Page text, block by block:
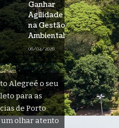
Ganhar
Agilidade
na Gestão
Ambiental
06/04/2026
Alegreé o seu
para as
de Porto
olhar atento